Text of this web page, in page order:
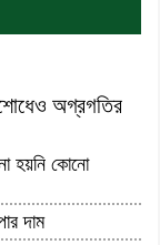
অগ্রগতির
হয়নি কোনো
দাম